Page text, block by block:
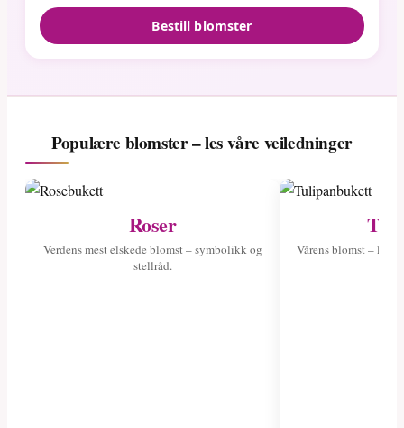
Bestill blomster
Populære blomster – les våre veiledninger
Roser
Verdens mest elskede blomst – symbolikk og
stellråd.
Vårens blomst – les